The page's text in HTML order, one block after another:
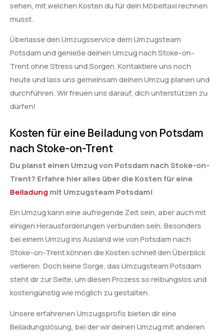
sehen, mit welchen Kosten du für dein Möbeltaxi rechnen
musst.
Überlasse den Umzugsservice dem Umzugsteam
Potsdam und genieße deinen Umzug nach Stoke-on-
Trent ohne Stress und Sorgen. Kontaktiere uns noch
heute und lass uns gemeinsam deinen Umzug planen und
durchführen. Wir freuen uns darauf, dich unterstützen zu
dürfen!
Kosten für eine Beiladung von Potsdam
nach Stoke-on-Trent
Du planst einen Umzug von Potsdam nach Stoke-on-
Trent? Erfahre hier alles über die Kosten für eine
Beiladung mit Umzugsteam Potsdam!
Ein Umzug kann eine aufregende Zeit sein, aber auch mit
einigen Herausforderungen verbunden sein. Besonders
bei einem Umzug ins Ausland wie von Potsdam nach
Stoke-on-Trent können die Kosten schnell den Überblick
verlieren. Doch keine Sorge, das Umzugsteam Potsdam
steht dir zur Seite, um diesen Prozess so reibungslos und
kostengünstig wie möglich zu gestalten.
Unsere erfahrenen Umzugsprofis bieten dir eine
Beiladungslösung, bei der wir deinen Umzug mit anderen